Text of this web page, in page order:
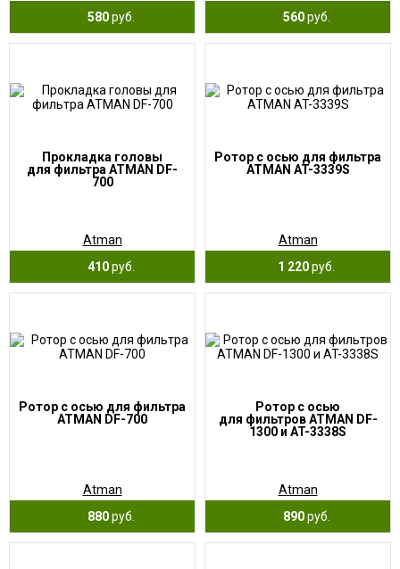
580руб.
560руб.
Прокладка головы
для фильтра ATMAN DF-
700
Atman
410руб.
Ротор с осью для фильтра
ATMAN AT-3339S
Atman
1 220руб.
Ротор с осью для фильтра
ATMAN DF-700
Atman
880руб.
Ротор с осью
для фильтров ATMAN DF-
1300 и AT-3338S
Atman
890руб.